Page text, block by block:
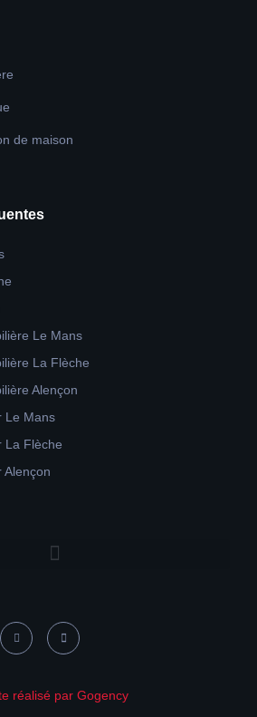
de maison
Le Mans
La Flèche
Alençon
Le Mans
La Flèche
Alençon
réalisé par Gogency